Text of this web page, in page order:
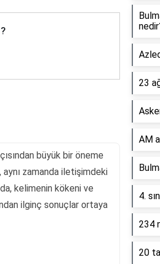
büyük bir öneme
aynı zamanda iletişimdeki
kelimenin kökeni ve
ilginç sonuçlar ortaya
23
AM
4.
234
20